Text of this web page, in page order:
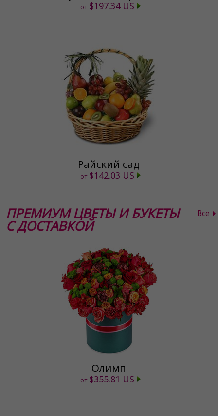
от $197.34 US
Райский сад
от $142.03 US
ПРЕМИУМ ЦВЕТЫ И БУКЕТЫ
С ДОСТАВКОЙ
Все
Олимп
от $355.81 US